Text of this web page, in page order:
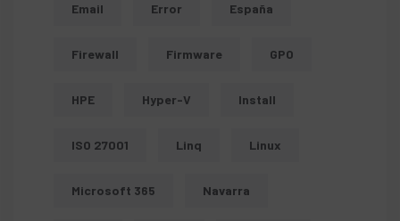
Email Error España
Firewall Firmware GPO
HPE Hyper-V Install
ISO 27001 Linq Linux
Microsoft 365 Navarra